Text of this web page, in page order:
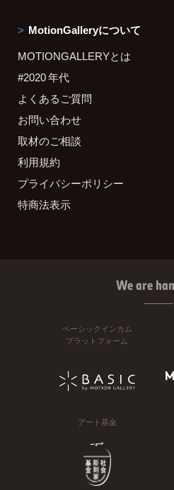
MotionGalleryについて
MOTIONGALLERYとは
#2020 年代
よくあるご質問
お問い合わせ
取材のご相談
利用規約
プライバシーポリシー
特商法表示
We are
ベーシックインカム
プラットフォーム
アート基金